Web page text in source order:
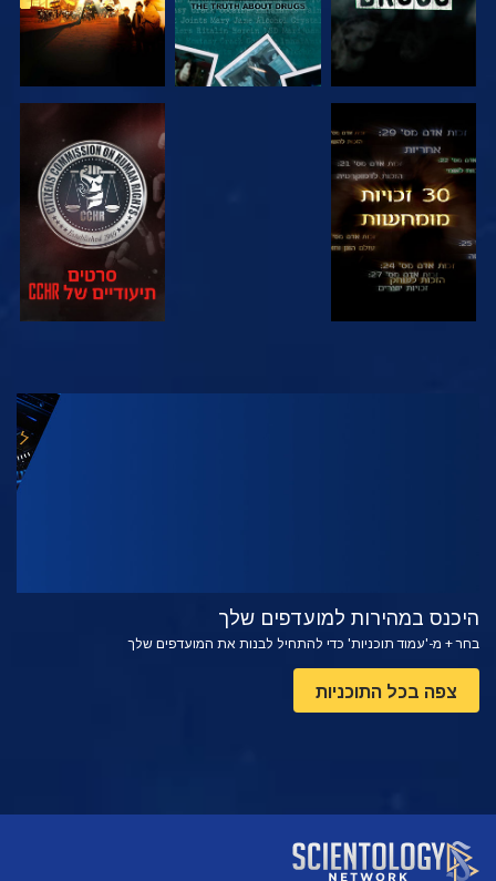
צפה צפה
בדוק את הסדרה
היכנס במהירות למועדפים שלך
בחר + מ-'עמוד תוכניות' כדי להתחיל לבנות את המועדפים שלך
צפה בכל התוכניות